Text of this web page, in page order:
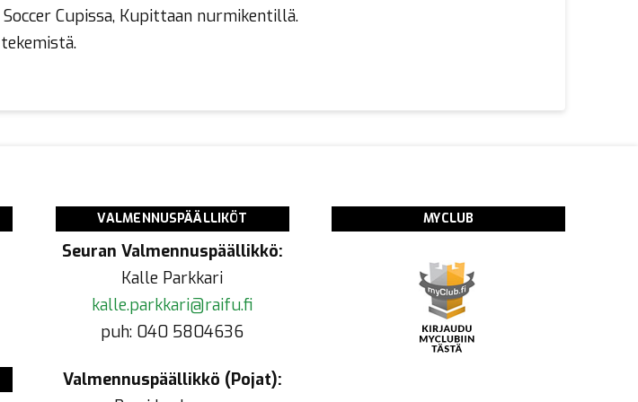
Cupissa, Kupittaan nurmikentillä.
VALMENNUSPÄÄLLIKÖT
Seuran Valmennuspäällikkö:
Kalle Parkkari
kalle.parkkari@raifu.fi
puh: 040 5804636
Valmennuspäällikkö (Pojat):
MYCLUB